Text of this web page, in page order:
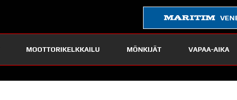
MOOTTORIKELKKAILU MÖNKIJÄT VAPAA-AIKA